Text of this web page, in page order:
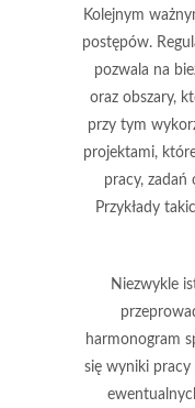
Kolejnym
postępów.
pozwala na
oraz obszary,
przy tym
projektami,
pracy, zadań
Przykłady
Niezwykle
harmonogram
się wyniki pracy